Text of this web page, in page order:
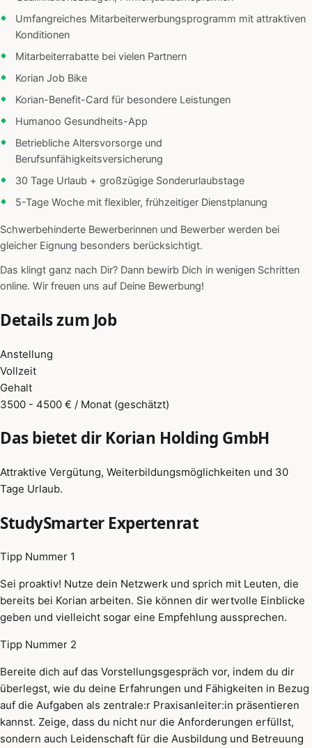
Umfangreiches Mitarbeiterwerbungsprogramm mit attraktiven
Konditionen
Mitarbeiterrabatte bei vielen Partnern
Korian Job Bike
Korian-Benefit-Card für besondere Leistungen
Humanoo Gesundheits-App
Betriebliche Altersvorsorge und
Berufsunfähigkeitsversicherung
30 Tage Urlaub + großzügige Sonderurlaubstage
5-Tage Woche mit flexibler, frühzeitiger Dienstplanung
Schwerbehinderte Bewerberinnen und Bewerber werden bei
gleicher Eignung besonders berücksichtigt.
Das klingt ganz nach Dir? Dann bewirb Dich in wenigen Schritten
online. Wir freuen uns auf Deine Bewerbung!
Details zum Job
Anstellung
Vollzeit
Gehalt
3500 - 4500 € / Monat (geschätzt)
Das bietet dir Korian Holding GmbH
Attraktive Vergütung, Weiterbildungsmöglichkeiten und 30
Tage Urlaub.
StudySmarter Expertenrat
Tipp Nummer 1
Sei proaktiv! Nutze dein Netzwerk und sprich mit Leuten, die
bereits bei Korian arbeiten. Sie können dir wertvolle Einblicke
geben und vielleicht sogar eine Empfehlung aussprechen.
Tipp Nummer 2
Bereite dich auf das Vorstellungsgespräch vor, indem du dir
überlegst, wie du deine Erfahrungen und Fähigkeiten in Bezug
auf die Aufgaben als zentrale:r Praxisanleiter:in präsentieren
kannst. Zeige, dass du nicht nur die Anforderungen erfüllst,
sondern auch Leidenschaft für die Ausbildung und Betreuung